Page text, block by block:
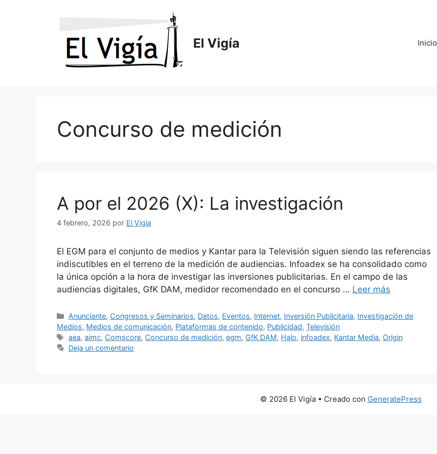
El Vigía Inicio
Concurso de medición
A por el 2026 (X): La investigación
4 febrero, 2026 por El Vigia
El EGM para el conjunto de medios y Kantar para la Televisión siguen siendo las referencias
indiscutibles en el terreno de la medición de audiencias. Infoadex se ha consolidado como
la única opción a la hora de investigar las inversiones publicitarias. En el campo de las
audiencias digitales, GfK DAM, medidor recomendado en el concurso … Leer más
Categorías
Anunciante, Congresos y Seminarios, Datos, Eventos, Internet, Inversión Publicitaria, Investigación de
Medios, Medios de comunicación, Plataformas de contenido, Publicidad, Televisión
Etiquetas
aea,aimc, Comscore, Concurso de medición,egm, GfK DAM, Halo, infoadex, Kantar Media, Origin
Deja un comentario
© 2026 El Vigía• Creado con GeneratePress